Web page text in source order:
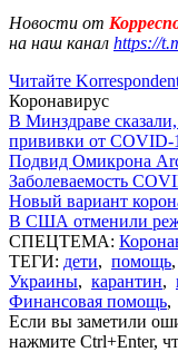
Новости от
на наш канал https://
Читайте
Коронавирус
В Минздраве
прививки от COVID-
Подвид Омикрона
Заболеваемость
Новый вариант
В США отменили
СПЕЦТЕМА:
ТЕГИ: дети, помощь,
Украины, карантин,
Финансовая помощь,
Если вы заметили
нажмите Ctrl+Enter,